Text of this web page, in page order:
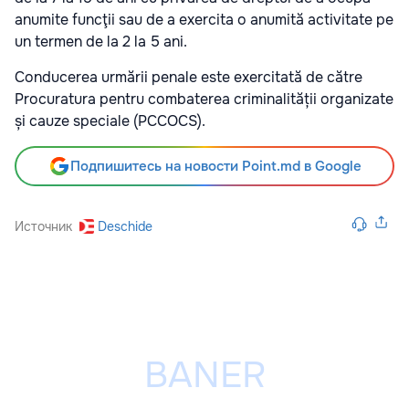
anumite funcţii sau de a exercita o anumită activitate pe
un termen de la 2 la 5 ani.
Conducerea urmării penale este exercitată de către
Procuratura pentru combaterea criminalității organizate
și cauze speciale (PCCOCS).
Подпишитесь на новости Point.md в Google
Источник Deschide